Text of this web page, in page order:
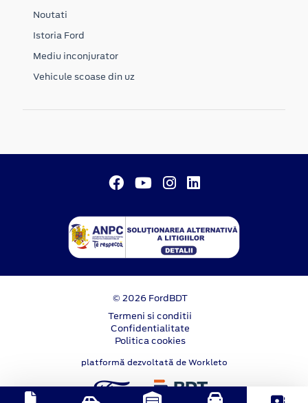
Noutati
Istoria Ford
Mediu inconjurator
Vehicule scoase din uz
© 2026 FordBDT
Termeni si conditii
Confidentialitate
Politica cookies
platformă dezvoltată de Workleto